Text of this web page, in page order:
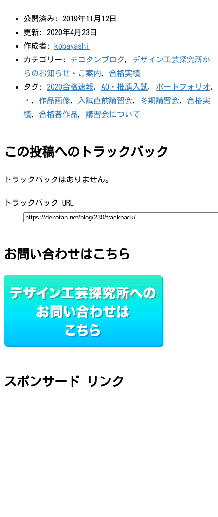
公開済み: 2019年11月12日
更新: 2020年4月23日
作成者:
kobayashi
カテゴリー: デコタンブログ, デザイン工芸探究所か
らのお知らせ・ご案内, 合格実績
タグ: 2020合格速報, AO・推薦入試, ポートフォリオ,
・ , 作品画像, 入試直前講習会, 冬期講習会, 合格実
績, 合格者作品, 講習会について
この投稿へのトラックバック
トラックバックはありません。
トラックバック URL
お問い合わせはこちら
スポンサード リンク